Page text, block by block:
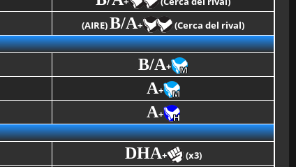
(AIRE)B/A+
(Cerca del rival)
B/A+
A+
A+
DHA+
(x3)